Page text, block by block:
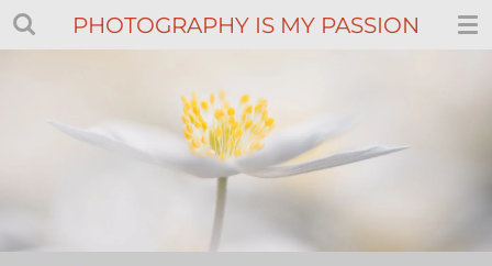
Ga
PHOTOGRAPHY IS MY PASSION